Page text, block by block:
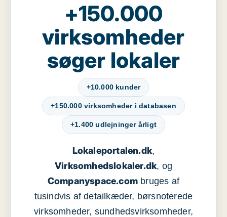
+150.000
virksomheder
søger lokaler
+10.000 kunder
+150.000 virksomheder i databasen
+1.400 udlejninger årligt
Lokaleportalen.dk,
Virksomhedslokaler.dk, og
Companyspace.com bruges af
tusindvis af detailkæder, børsnoterede
virksomheder, sundhedsvirksomheder,